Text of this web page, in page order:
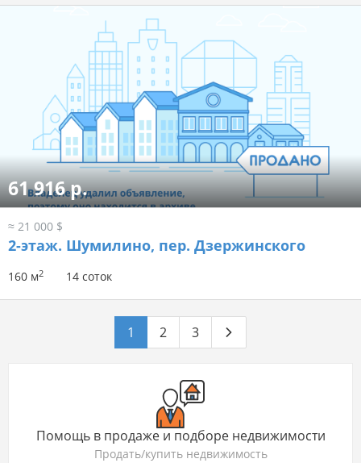
61 916 р.
≈ 21 000 $
2-этаж. Шумилино, пер. Дзержинского
160 м2 14 соток
1 2 3
Помощь в продаже и подборе недвижимости
Продать/купить недвижимость